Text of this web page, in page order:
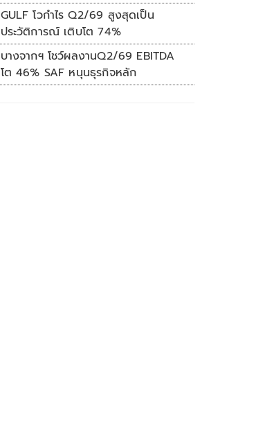
GULF โวกำไร Q2/69 สูงสุดเป็น
ประวัติการณ์ เติบโต 74%
บางจากฯ โชว์ผลงานQ2/69 EBITDA
โต 46% SAF หนุนธุรกิจหลัก